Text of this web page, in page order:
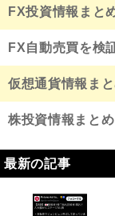
FX投資情報まと
FX自動売買を検
仮想通貨情報ま
株投資情報まとめ
最新の記事